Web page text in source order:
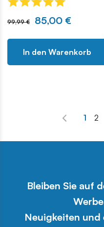
99,99 € 85,00 €
In den Warenkorb
1 2
Bleiben Sie auf
Neuigkeiten und